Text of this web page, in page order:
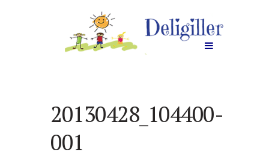
20130428_104400-
001